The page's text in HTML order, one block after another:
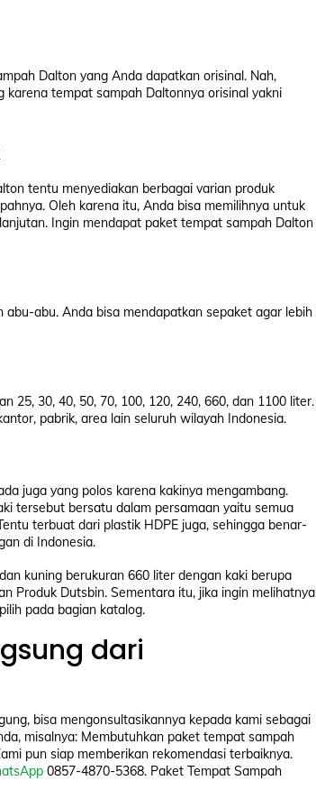
Dalton yang Anda dapatkan orisinal. Nah,
karena tempat sampah Daltonnya orisinal yakni
tentu menyediakan berbagai varian produk
Oleh karena itu, Anda bisa memilihnya untuk
Ingin mendapat paket tempat sampah Dalton
abu. Anda bisa mendapatkan sepaket agar lebih
25, 30, 40, 50, 70, 100, 120, 240, 660, dan 1100 liter.
pabrik, area lain seluruh wilayah Indonesia.
juga yang polos karena kakinya mengambang.
tersebut bersatu dalam persamaan yaitu semua
terbuat dari plastik HDPE juga, sehingga benar-
di Indonesia.
kuning berukuran 660 liter dengan kaki berupa
Produk Dutsbin. Sementara itu, jika ingin melihatnya
pada bagian katalog.
dari
bisa mengonsultasikannya kepada kami sebagai
misalnya: Membutuhkan paket tempat sampah
pun siap memberikan rekomendasi terbaiknya.
0857-4870-5368. Paket Tempat Sampah